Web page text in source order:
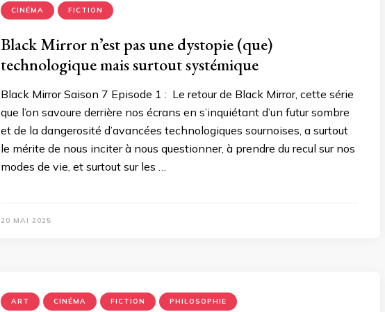
CINÉMA FICTION
Black Mirror n’est pas une dystopie (que)
technologique mais surtout systémique
Black Mirror Saison 7 Episode 1 : Le retour de Black Mirror, cette série
que l’on savoure derrière nos écrans en s’inquiétant d’un futur sombre
et de la dangerosité d’avancées technologiques sournoises, a surtout
le mérite de nous inciter à nous questionner, à prendre du recul sur nos
modes de vie, et surtout sur les …
20 MAI 2025
ART CINÉMA FICTION PHILOSOPHIE